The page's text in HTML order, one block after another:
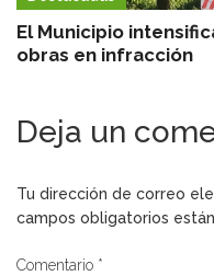
El Municipio
obras en infracción
Deja un
Tu dirección de correo
campos obligatorios
Comentario *